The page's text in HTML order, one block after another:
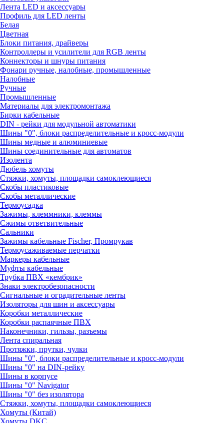
Лента LED и аксессуары
Профиль для LED ленты
Белая
Цветная
Блоки питания, драйверы
Контроллеры и усилители для RGB ленты
Коннекторы и шнуры питания
Фонари ручные, налобные, промышленные
Налобные
Ручные
Промышленные
Материалы для электромонтажа
Бирки кабельные
DIN - рейки для модульной автоматики
Шины "0", блоки распределительные и кросс-модули
Шины медные и алюминиевые
Шины соединительные для автоматов
Изолента
Дюбель хомуты
Стяжки, хомуты, площадки самоклеющиеся
Скобы пластиковые
Скобы металлические
Термоусадка
Зажимы, клеммники, клеммы
Сжимы ответвительные
Сальники
Зажимы кабельные Fischer, Промрукав
Термоусаживаемые перчатки
Маркеры кабельные
Муфты кабельные
Трубка ПВХ «кембрик»
Знаки электробезопасности
Сигнальные и оградительные ленты
Изоляторы для шин и аксессуары
Коробки металлические
Коробки распаячные ПВХ
Наконечники, гильзы, разъемы
Лента спиральная
Протяжки, прутки, чулки
Шины "0", блоки распределительные и кросс-модули
Шины "0" на DIN-рейку
Шины в корпусе
Шины "0" Navigator
Шины "0" без изолятора
Стяжки, хомуты, площадки самоклеющиеся
Хомуты (Китай)
Хомуты DKC